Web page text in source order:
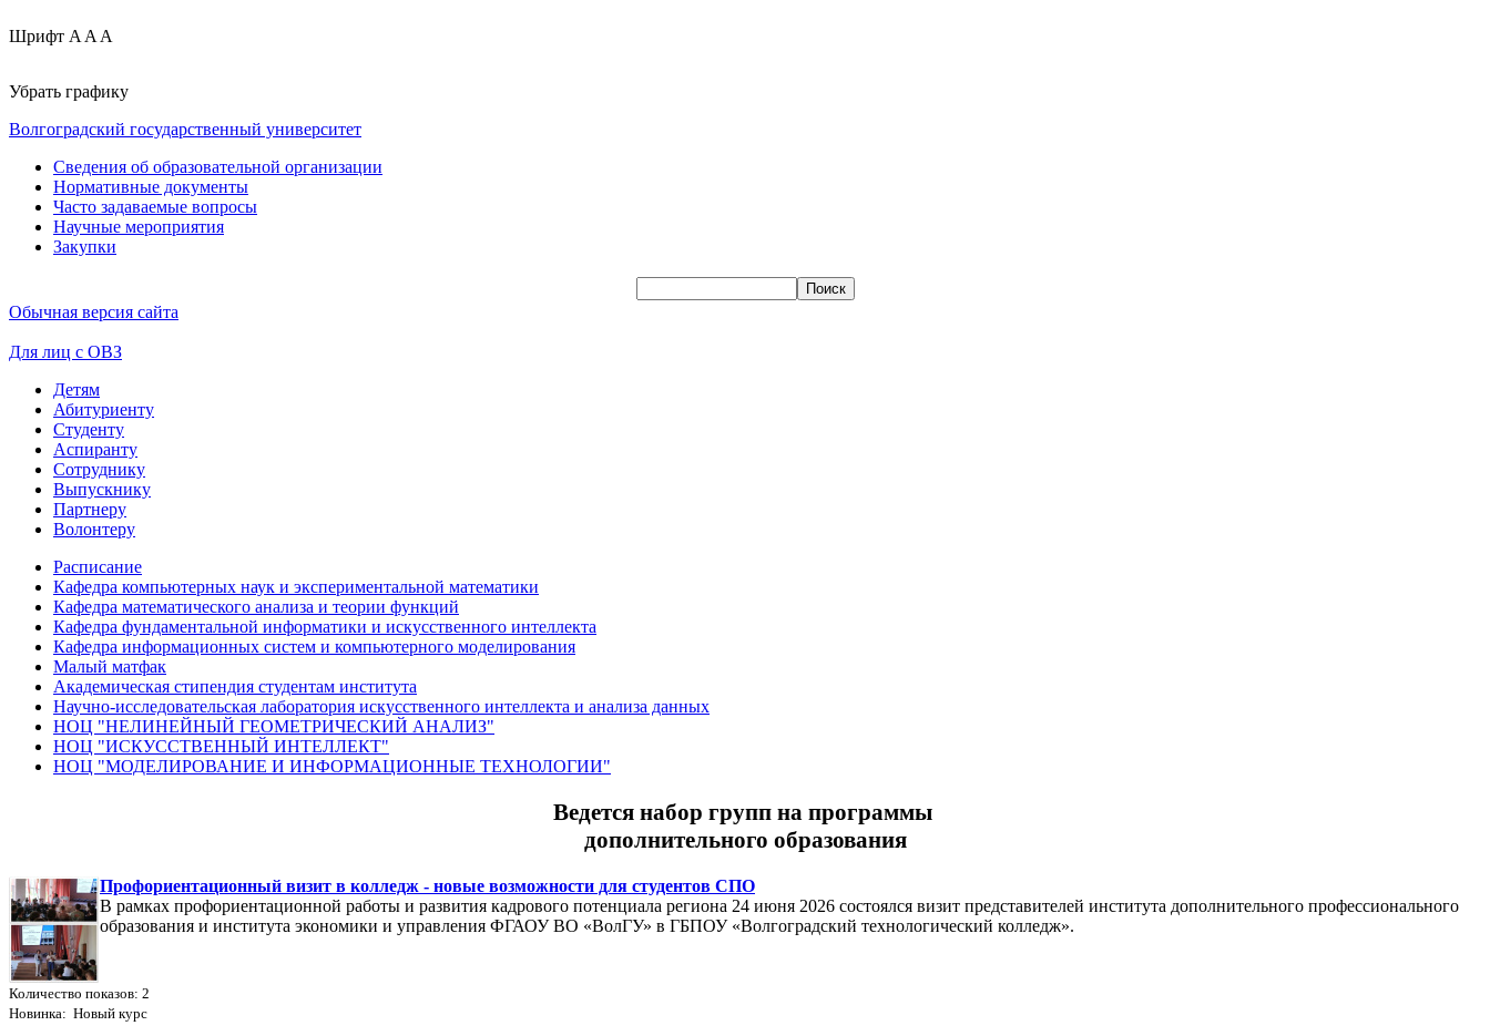
Шрифт A A A
Убрать графику
Волгоградский государственный университет
Сведения об образовательной организации
Нормативные документы
Часто задаваемые вопросы
Научные мероприятия
Закупки
Обычная версия сайта
Для лиц с ОВЗ
Детям
Абитуриенту
Студенту
Аспиранту
Сотруднику
Выпускнику
Партнеру
Волонтеру
Расписание
Кафедра компьютерных наук и экспериментальной математики
Кафедра математического анализа и теории функций
Кафедра фундаментальной информатики и искусственного интеллекта
Кафедра информационных систем и компьютерного моделирования
Малый матфак
Академическая стипендия студентам института
Научно-исследовательская лаборатория искусственного интеллекта и анализа данных
НОЦ "НЕЛИНЕЙНЫЙ ГЕОМЕТРИЧЕСКИЙ АНАЛИЗ"
НОЦ "ИСКУССТВЕННЫЙ ИНТЕЛЛЕКТ"
НОЦ "МОДЕЛИРОВАНИЕ И ИНФОРМАЦИОННЫЕ ТЕХНОЛОГИИ"
Ведется набор групп на программы
дополнительного образования
Профориентационный визит в колледж - новые возможности для студентов СПО
В рамках профориентационной работы и развития кадрового потенциала региона 24 июня 2026 состоялся визит представителей института дополнительного профессионального
образования и института экономики и управления ФГАОУ ВО «ВолГУ» в ГБПОУ «Волгоградский технологический колледж».
Количество показов: 2
Новинка: Новый курс